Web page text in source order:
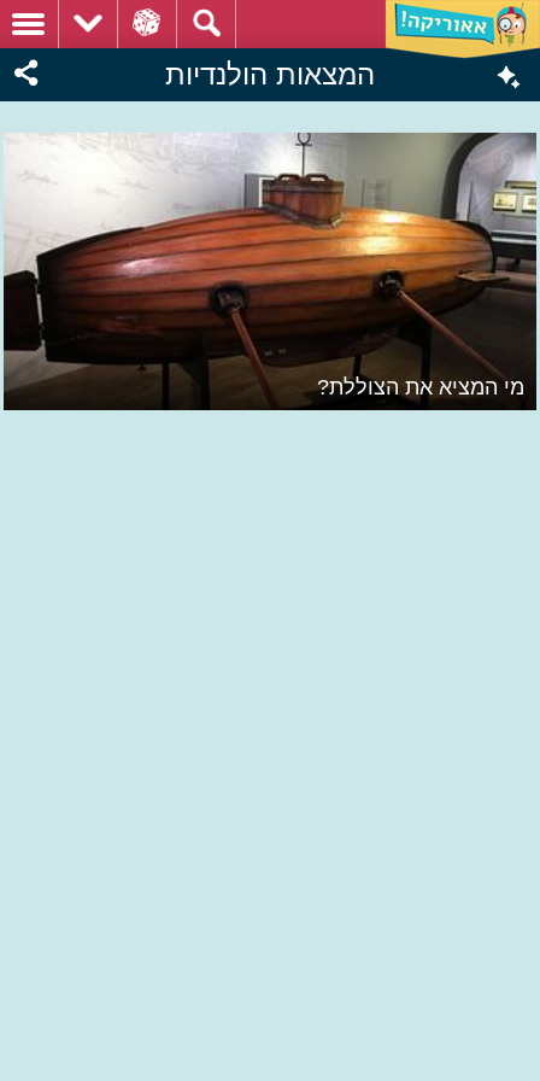
המצאות הולנדיות
מי המציא את הצוללת?